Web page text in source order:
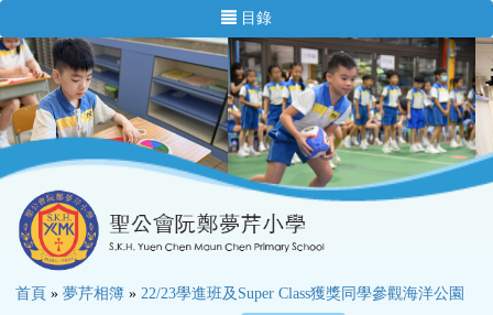
目錄
首頁 » 夢芹相簿 » 22/23學進班及Super Class獲獎同學參觀海洋公園